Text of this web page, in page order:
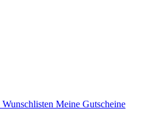
Wunschlisten Meine Gutscheine